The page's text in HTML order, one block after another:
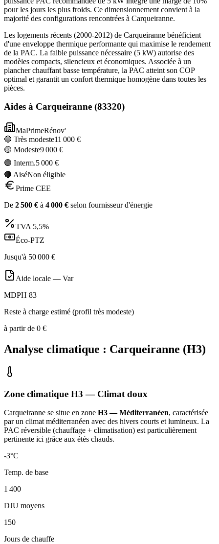
pour les jours les plus froids. Ce dimensionnement convient à la
majorité des configurations rencontrées à Carqueiranne.
Les logements récents (2000-2012) de Carqueiranne bénéficient
d'une enveloppe thermique performante qui maximise le rendement
de la PAC. La faible puissance nécessaire (5 kW) autorise des
modèles compacts, silencieux et économiques. Associée à un
plancher chauffant basse température, la PAC atteint son COP
optimal et garantit un confort thermique homogène dans toutes les
pièces.
Aides à Carqueiranne (83320)
MaPrimeRénov'
🔵 Très modeste11 000 €
🟡 Modeste9 000 €
🟣 Interm.5 000 €
🔴 AiséNon éligible
Prime CEE
De 2 500 € à 4 000 € selon fournisseur d'énergie
TVA 5,5%
Éco-PTZ
Jusqu'à 50 000 €
Aide locale — Var
MDPH 83
Reste à charge estimé (profil très modeste)
à partir de 0 €
Analyse climatique : Carqueiranne (H3)
Zone climatique H3 — Climat doux
Carqueiranne se situe en zone H3 — Méditerranéen, caractérisée
par un climat méditerranéen avec des hivers courts et lumineux. La
PAC réversible (chauffage + climatisation) est particulièrement
pertinente ici grâce aux étés chauds.
-3°C
Temp. de base
1 400
DJU moyens
150
Jours de chauffe